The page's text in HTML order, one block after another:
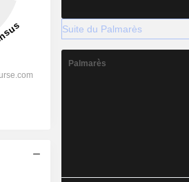
Suite du Palmarès
Palmarès